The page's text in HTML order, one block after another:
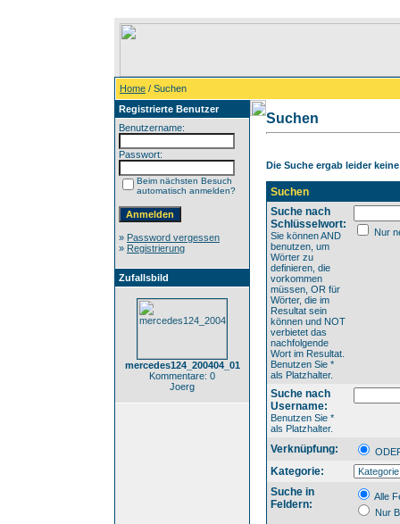
Home / Suchen
Registrierte Benutzer
Benutzername:
Passwort:
Beim nächsten Besuch
automatisch anmelden?
» Password vergessen
» Registrierung
Zufallsbild
mercedes124_200404_01
Kommentare: 0
Joerg
Suchen
Die Suche ergab leider
Suchen
Suche nach
Schlüsselwort:
Sie können AND
benutzen, um
Wörter zu
definieren, die
vorkommen
müssen, OR für
Wörter, die im
Resultat sein
können und NOT
verbietet das
nachfolgende
Wort im Resultat.
Benutzen Sie *
als Platzhalter.
Nur
Suche nach
Username:
Benutzen Sie *
als Platzhalter.
Verknüpfung:
Kategorie:
Suche in
Feldern:
Alle
Nur